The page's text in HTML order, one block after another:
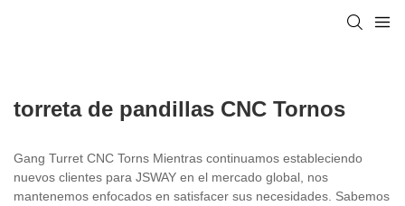
torreta de pandillas CNC Tornos
Gang Turret CNC Torns Mientras continuamos estableciendo
nuevos clientes para JSWAY en el mercado global, nos
mantenemos enfocados en satisfacer sus necesidades. Sabemos